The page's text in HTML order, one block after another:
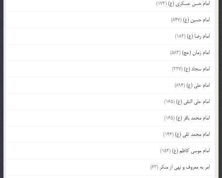
امام حسن عسکری (ع)(172)
امام حسین (ع)(847)
امام رضا (ع)(182)
امام زمان (عج)(583)
امام سجاد (ع)(227)
امام علی (ع)(894)
امام علی النقی (ع)(165)
امام محمد باقر (ع)(165)
امام محمد تقی (ع)(146)
امام موسی کاظم (ع)(152)
امر به معروف و نهی از منکر (63)